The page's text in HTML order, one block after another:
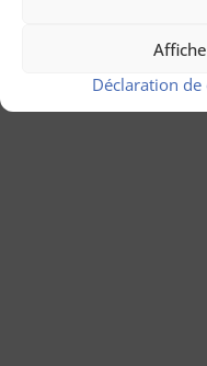
Déclaration